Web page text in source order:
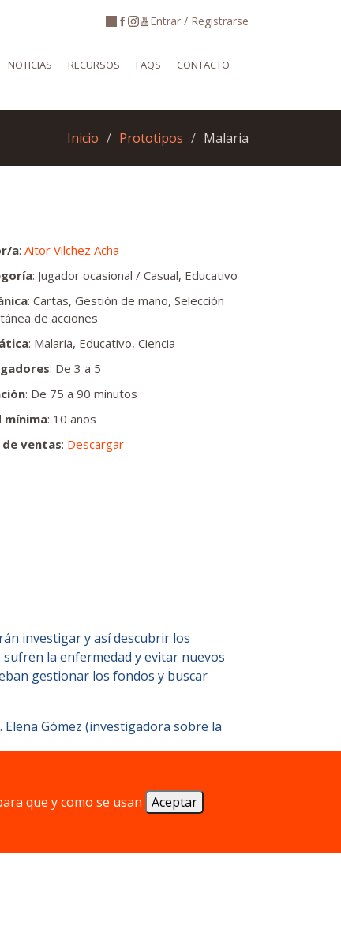
Entrar / Registrarse
NOTICIAS RECURSOS FAQS CONTACTO
Inicio Prototipos Malaria
a: Aitor Vilchez Acha
: Jugador ocasional / Casual, Educativo
: Cartas, Gestión de mano, Selección
de acciones
: Malaria, Educativo, Ciencia
: De 3 a 5
: De 75 a 90 minutos
mínima: 10 años
de ventas: Descargar
investigar y así descubrir los
la enfermedad y evitar nuevos
gestionar los fondos y buscar
Elena Gómez (investigadora sobre la
que y como se usan Aceptar